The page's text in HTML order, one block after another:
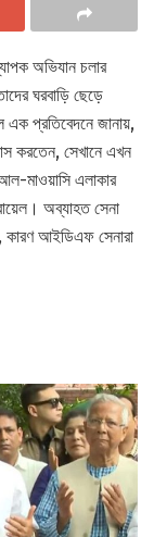
অভিযান চলার
ঘরবাড়ি ছেড়ে
এক প্রতিবেদনে জানায়,
করতেন, সেখানে এখন
আল-মাওয়াসি এলাকার
অব্যাহত সেনা
কারণ আইডিএফ সেনারা